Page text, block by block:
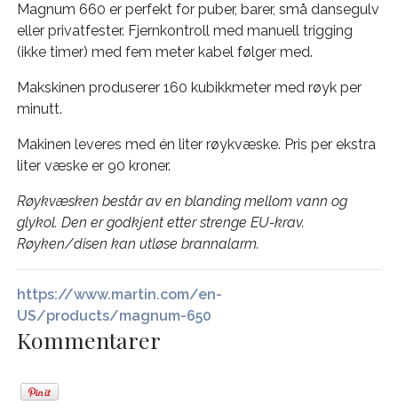
Magnum 660 er perfekt for puber, barer, små dansegulv
eller privatfester. Fjernkontroll med manuell trigging
(ikke timer) med fem meter kabel følger med.
Makskinen produserer 160 kubikkmeter med røyk per
minutt.
Makinen leveres med én liter røykvæske. Pris per ekstra
liter væske er 90 kroner.
Røykvæsken består av en blanding mellom vann og
glykol. Den er godkjent etter strenge EU-krav.
Røyken/disen kan utløse brannalarm.
https://www.martin.com/en-
US/products/magnum-650
Kommentarer